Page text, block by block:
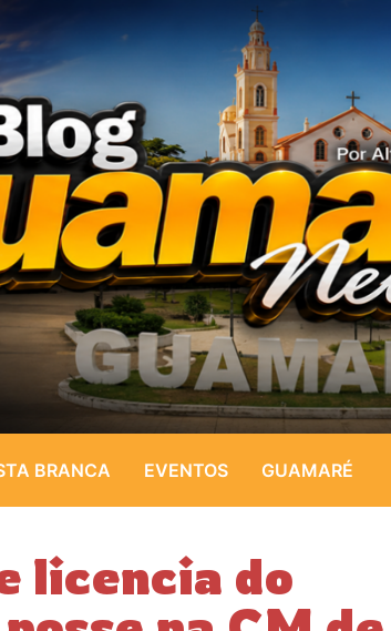
BRANCA EVENTOS GUAMARÉ
licencia do